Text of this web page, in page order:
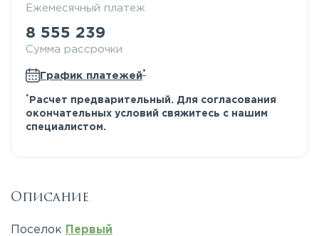
Ежемесячный платеж
8 555 239
Сумма рассрочки
График платежей*
* Расчет предварительный. Для согласования
окончательных условий свяжитесь с нашим
специалистом.
Описание
Поселок Первый